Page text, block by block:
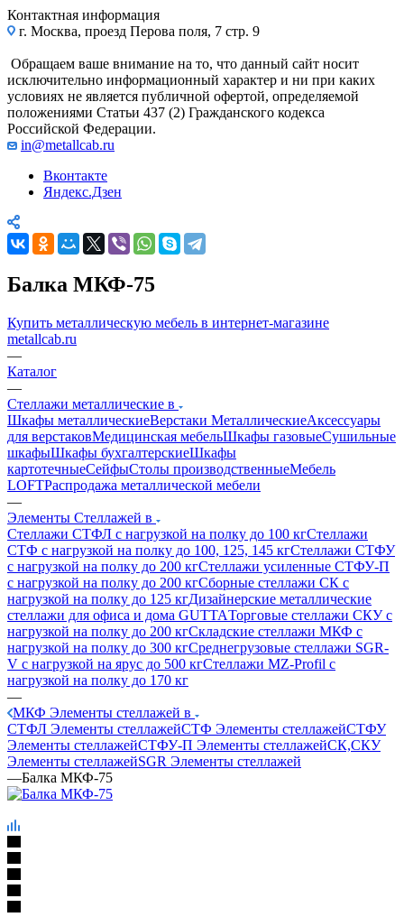
Контактная информация
г. Москва, проезд Перова поля, 7 стр. 9
Обращаем ваше внимание на то, что данный сайт носит
исключительно информационный характер и ни при каких
условиях не является публичной офертой, определяемой
положениями Статьи 437 (2) Гражданского кодекса
Российской Федерации.
in@metallcab.ru
Вконтакте
Яндекс.Дзен
Балка МКФ-75
Купить металлическую мебель в интернет-магазине
metallcab.ru
—
Каталог
—
Стеллажи металлические в
Шкафы металлическиеВерстаки МеталлическиеАксессуары
для верстаковМедицинская мебельШкафы газовыеСушильные
шкафыШкафы бухгалтерскиеШкафы
картотечныеСейфыСтолы производственныеМебель
LOFTРаспродажа металлической мебели
—
Элементы Стеллажей в
Стеллажи СТФЛ с нагрузкой на полку до 100 кгСтеллажи
СТФ с нагрузкой на полку до 100, 125, 145 кгСтеллажи СТФУ
с нагрузкой на полку до 200 кгСтеллажи усиленные СТФУ-П
с нагрузкой на полку до 200 кгСборные стеллажи СК с
нагрузкой на полку до 125 кгДизайнерские металлические
стеллажи для офиса и дома GUTTAТорговые стеллажи СКУ с
нагрузкой на полку до 200 кгСкладские стеллажи МКФ с
нагрузкой на полку до 300 кгСреднегрузовые стеллажи SGR-
V с нагрузкой на ярус до 500 кгСтеллажи MZ-Profil с
нагрузкой на полку до 170 кг
—
МКФ Элементы стеллажей в
СТФЛ Элементы стеллажейСТФ Элементы стеллажейСТФУ
Элементы стеллажейСТФУ-П Элементы стеллажейСК,СКУ
Элементы стеллажейSGR Элементы стеллажей
—Балка МКФ-75